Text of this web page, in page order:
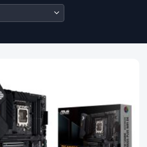
LISTE
D'ENVIES